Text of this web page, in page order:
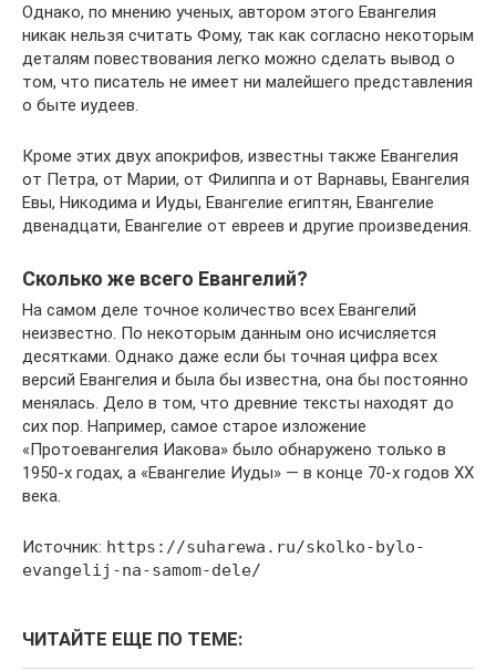
Однако, по мнению ученых, автором этого Евангелия
никак нельзя считать Фому, так как согласно некоторым
деталям повествования легко можно сделать вывод о
том, что писатель не имеет ни малейшего представления
о быте иудеев.
Кроме этих двух апокрифов, известны также Евангелия
от Петра, от Марии, от Филиппа и от Варнавы, Евангелия
Евы, Никодима и Иуды, Евангелие египтян, Евангелие
двенадцати, Евангелие от евреев и другие произведения.
Сколько же всего Евангелий?
На самом деле точное количество всех Евангелий
неизвестно. По некоторым данным оно исчисляется
десятками. Однако даже если бы точная цифра всех
версий Евангелия и была бы известна, она бы постоянно
менялась. Дело в том, что древние тексты находят до
сих пор. Например, самое старое изложение
«Протоевангелия Иакова» было обнаружено только в
1950-х годах, а «Евангелие Иуды» — в конце 70-х годов ХХ
века.
Источник: https://suharewa.ru/skolko-bylo-
evangelij-na-samom-dele/
ЧИТАЙТЕ ЕЩЕ ПО ТЕМЕ: